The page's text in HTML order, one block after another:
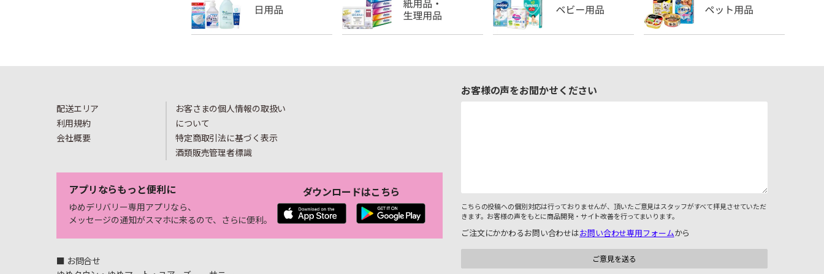
配送エリア
利用規約
会社概要
お客さまの個人情報の取扱い
について
特定商取引法に基づく表示
酒類販売管理者標識
アプリならもっと便利に
ゆめデリバリー専用アプリなら、
メッセージの通知がスマホに来るので、さらに便利。
ダウンロードはこちら
■ お問合せ
お客様の声をお聞かせください
こちらの投稿への個別対応は行っておりませんが、頂いたご意見はスタッフがすべて拝見させていただ
きます。お客様の声をもとに商品開発・サイト改善を行ってまいります。
ご注文にかかわるお問い合わせはお問い合わせ専用フォームから